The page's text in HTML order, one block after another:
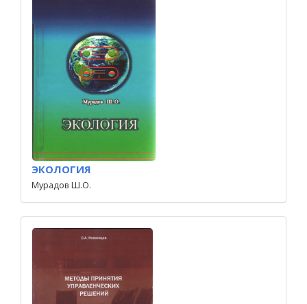
ЭКОЛОГИЯ
Мурадов Ш.О.